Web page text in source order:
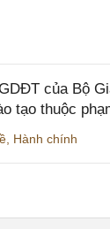
của Bộ
tạo thuộc
Hành chính